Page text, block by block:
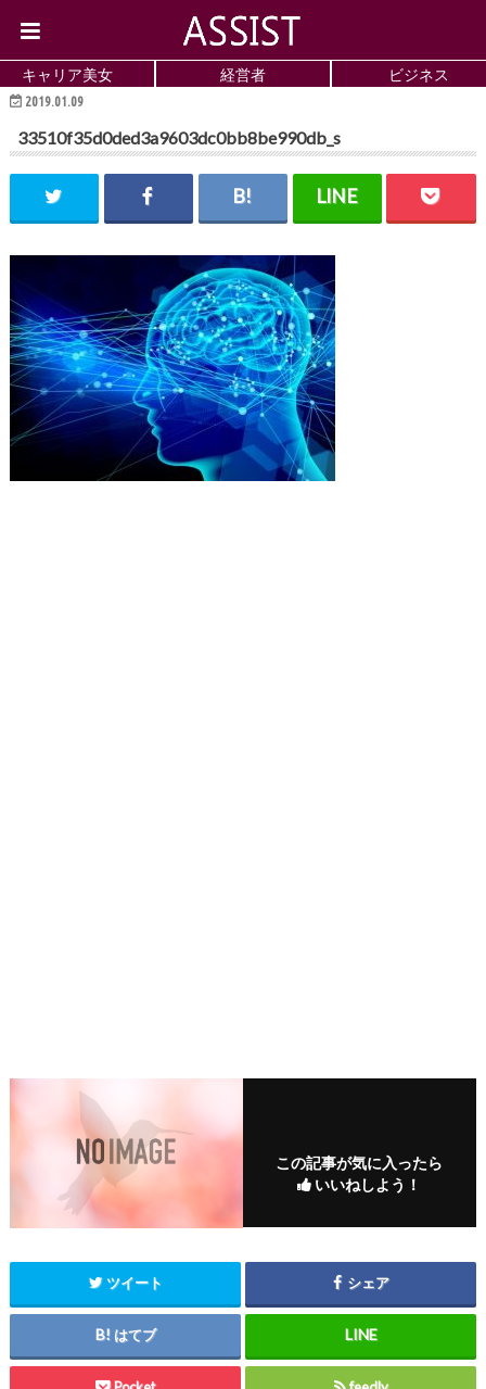
キャリア美女 経営者 ビジネス
2019.01.09
33510f35d0ded3a9603dc0bb8be990db_s
この記事が気に入ったら
いいねしよう！
ツイート シェア
はてブ